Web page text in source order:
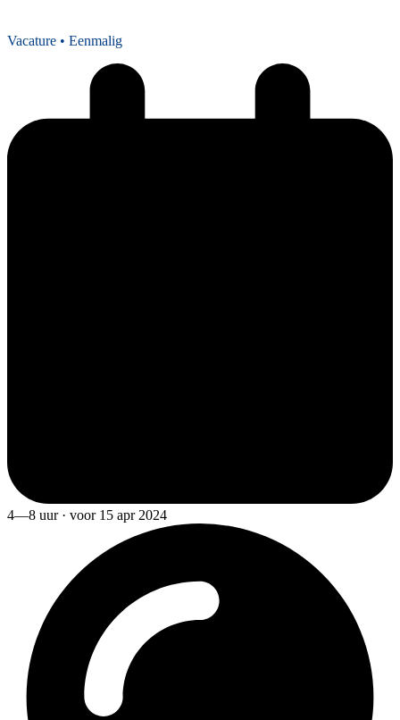
Vacature • Eenmalig
4—8 uur · voor 15 apr 2024